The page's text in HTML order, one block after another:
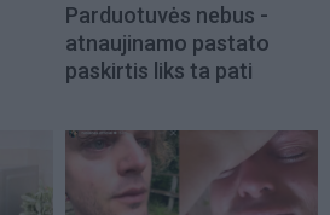
Parduotuvės nebus -
atnaujinamo pastato
paskirtis liks ta pati